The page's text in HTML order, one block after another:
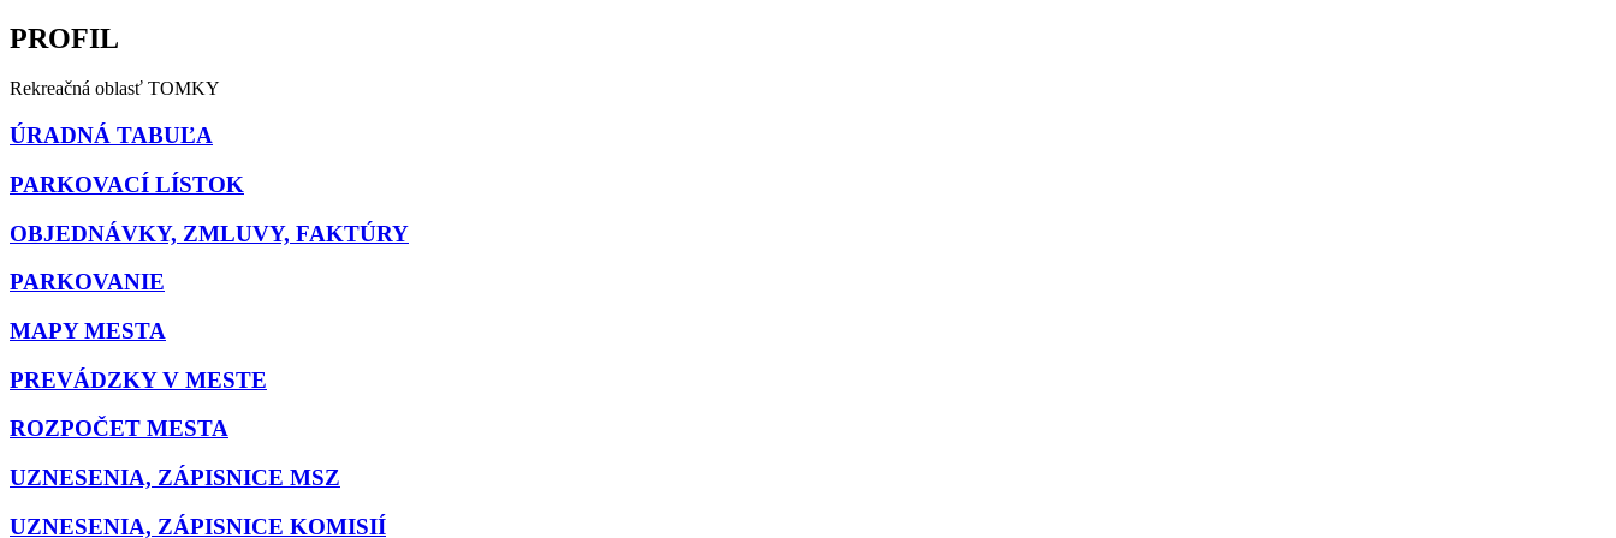
PROFIL
Rekreačná oblasť TOMKY
ÚRADNÁ TABUĽA
PARKOVACÍ LÍSTOK
OBJEDNÁVKY, ZMLUVY, FAKTÚRY
PARKOVANIE
MAPY MESTA
PREVÁDZKY V MESTE
ROZPOČET MESTA
UZNESENIA, ZÁPISNICE MSZ
UZNESENIA, ZÁPISNICE KOMISIÍ